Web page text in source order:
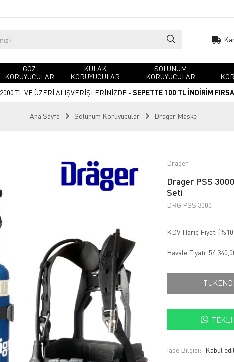
GÖZ
KORUYUCULAR
KULAK
KORUYUCULAR
SOLUNUM
KORUYUCULAR
2000 TL VE ÜZERİ ALIŞVERİŞLERİNİZDE - SEPETTE 100 TL İNDİRİM
Ana Sayfa Solunum Koruyucular Dräger Maske
Dräger
Drager PSS
Seti
DRG PSS 3000
KDV Hariç Fiyatı (%10
Havale Fiyatı:
TÜKENDİ
İade Bilgisi: